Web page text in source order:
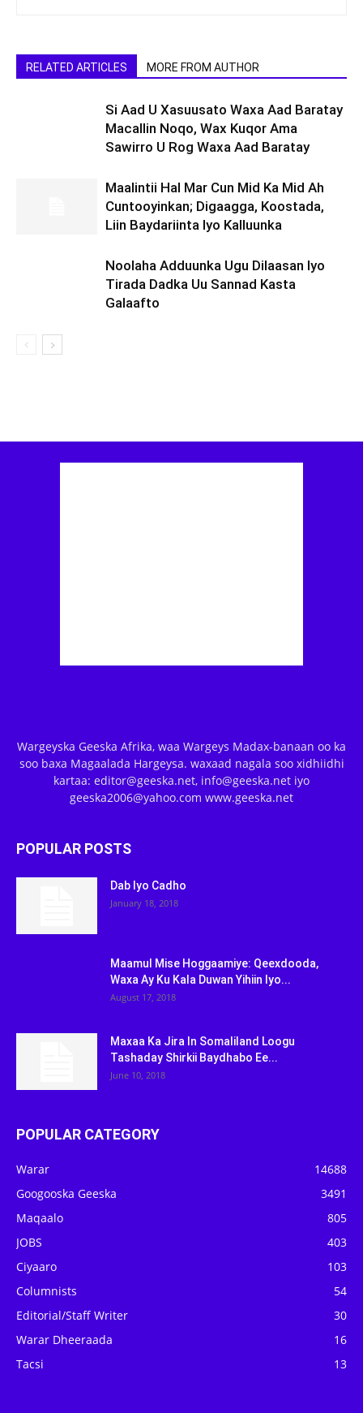
RELATED ARTICLES MORE FROM AUTHOR
Si Aad U Xasuusato Waxa Aad Baratay
Macallin Noqo, Wax Kuqor Ama
Sawirro U Rog Waxa Aad Baratay
Maalintii Hal Mar Cun Mid Ka Mid Ah
Cuntooyinkan; Digaagga, Koostada,
Liin Baydariinta Iyo Kalluunka
Noolaha Adduunka Ugu Dilaasan Iyo
Tirada Dadka Uu Sannad Kasta
Galaafto
Wargeyska Geeska Afrika, waa Wargeys Madax-banaan oo ka
soo baxa Magaalada Hargeysa. waxaad nagala soo xidhiidhi
kartaa: editor@geeska.net, info@geeska.net iyo
geeska2006@yahoo.com www.geeska.net
POPULAR POSTS
Dab Iyo Cadho
January 18, 2018
Maamul Mise Hoggaamiye: Qeexdooda,
Waxa Ay Ku Kala Duwan Yihiin Iyo...
August 17, 2018
Maxaa Ka Jira In Somaliland Loogu
Tashaday Shirkii Baydhabo Ee...
June 10, 2018
POPULAR CATEGORY
Warar
14688
Googooska Geeska
3491
Maqaalo
805
JOBS
403
Ciyaaro
103
Columnists
54
Editorial/Staff Writer
30
Warar Dheeraada
16
Tacsi
13